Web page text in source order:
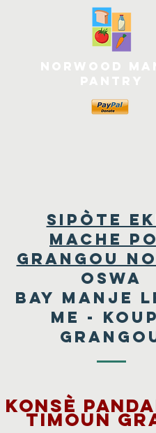
Sipòte
Mache
Grangou
Oswa
Bay Manje
Me -
Konsè
timoun